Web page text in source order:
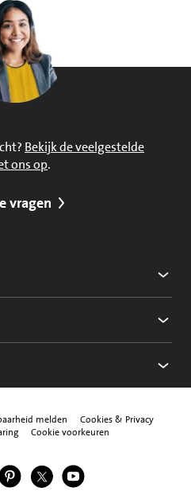
Bekijk de veelgestelde
ons op.
vragen
melden
Cookies & Privacy
Cookie voorkeuren
Pinterest
Jumbo Twitter
Jumbo YouTube